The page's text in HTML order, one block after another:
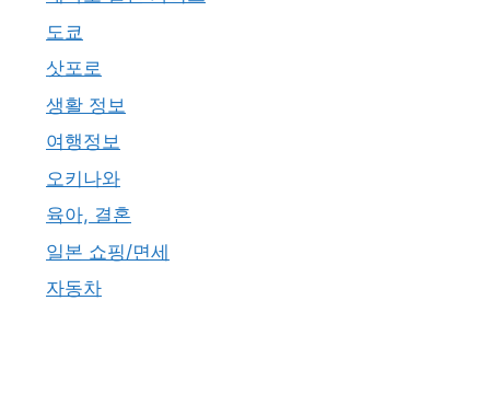
도쿄
삿포로
생활 정보
여행정보
오키나와
육아, 결혼
일본 쇼핑/면세
자동차